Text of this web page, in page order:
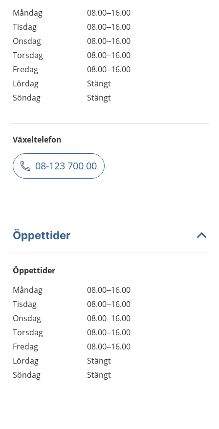
Måndag
08.00–16.00
Tisdag
08.00–16.00
Onsdag
08.00–16.00
Torsdag
08.00–16.00
Fredag
08.00–16.00
Lördag
Stängt
Söndag
Stängt
Växeltelefon
08-123 700 00
Öppettider
Öppettider
Dag
Öppettider
Kommentarer
Måndag
08.00–16.00
Tisdag
08.00–16.00
Onsdag
08.00–16.00
Torsdag
08.00–16.00
Fredag
08.00–16.00
Lördag
Stängt
Söndag
Stängt